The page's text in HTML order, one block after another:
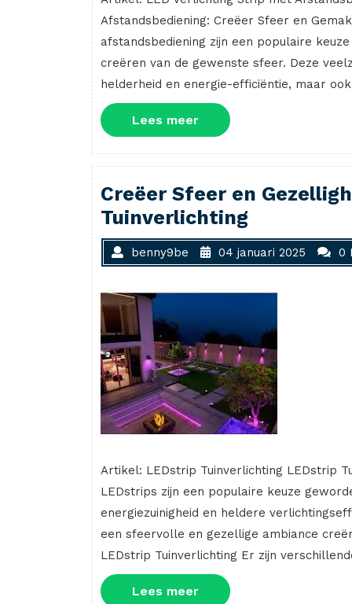
Afstandsbediening: Creëer Sfeer en
afstandsbediening zijn een populaire
creëren van de gewenste sfeer. Deze
helderheid en energie-efficiëntie, maar
Lees meerLees
meer
Creëer Sfeer en
Tuinverlichting
benny9be 04 januari 2025 0
Artikel: LEDstrip Tuinverlichting LEDstrip
LEDstrips zijn een populaire keuze
energiezuinigheid en heldere
een sfeervolle en gezellige ambiance
LEDstrip Tuinverlichting Er zijn
Lees meerLees